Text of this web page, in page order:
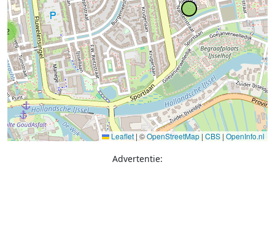
2
Leaflet | ©OpenStreetMap | CBS | OpenInfo.nl
Advertentie: